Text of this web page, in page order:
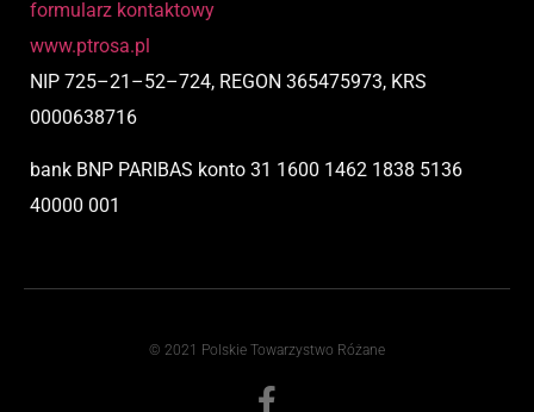
formularz kontaktowy
www.ptrosa.pl
NIP 725–21 –52–724, REGON 365475973, KRS
0000638716
bank BNP PARIBAS konto 31 1600 1462 1838 5136
40000 001
© 2021 Polskie Towarzystwo Różane